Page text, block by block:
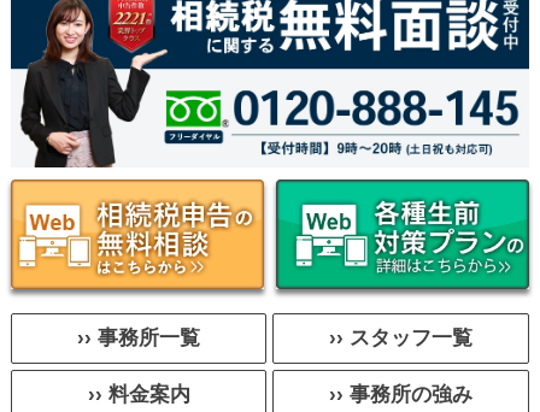
›› 事務所一覧 ›› スタッフ一覧
›› 料金案内 ›› 事務所の強み